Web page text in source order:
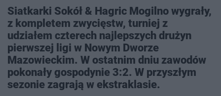
Siatkarki Sokół & Hagric Mogilno wygrały,
z kompletem zwycięstw, turniej z
udziałem czterech najlepszych drużyn
pierwszej ligi w Nowym Dworze
Mazowieckim. W ostatnim dniu zawodów
pokonały gospodynie 3:2. W przyszłym
sezonie zagrają w ekstraklasie.